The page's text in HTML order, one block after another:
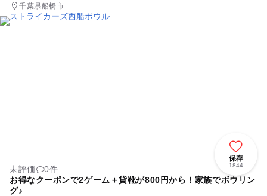
千葉県船橋市
保存
1844
未評価
0件
お得なクーポンで2ゲーム＋貸靴が800円から！家族でボウリン
グ♪